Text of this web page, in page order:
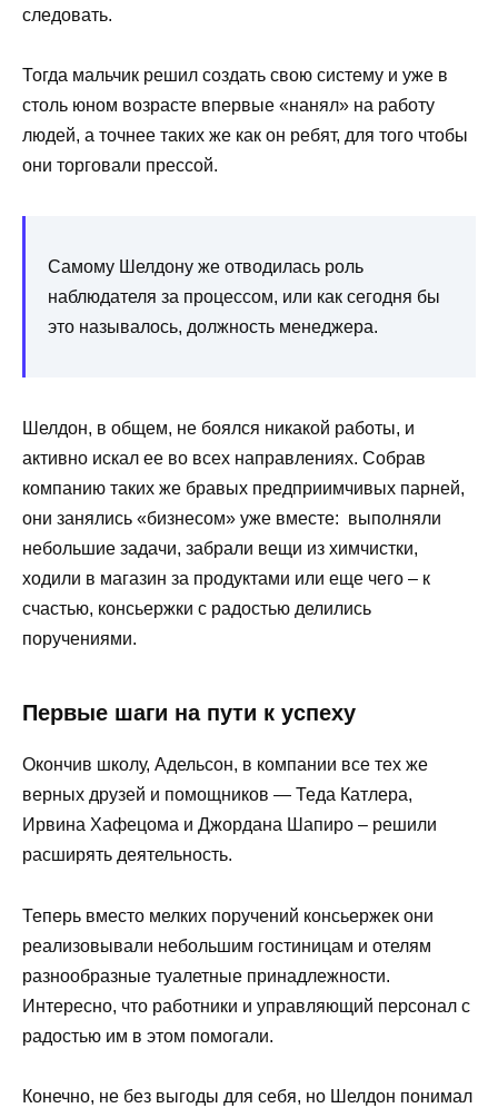
следовать.
Тогда мальчик решил создать свою систему и уже в
столь юном возрасте впервые «нанял» на работу
людей, а точнее таких же как он ребят, для того чтобы
они торговали прессой.
Самому Шелдону же отводилась роль
наблюдателя за процессом, или как сегодня бы
это называлось, должность менеджера.
Шелдон, в общем, не боялся никакой работы, и
активно искал ее во всех направлениях. Собрав
компанию таких же бравых предприимчивых парней,
они занялись «бизнесом» уже вместе: выполняли
небольшие задачи, забрали вещи из химчистки,
ходили в магазин за продуктами или еще чего – к
счастью, консьержки с радостью делились
поручениями.
Первые шаги на пути к успеху
Окончив школу, Адельсон, в компании все тех же
верных друзей и помощников — Теда Катлера,
Ирвина Хафецома и Джордана Шапиро – решили
расширять деятельность.
Теперь вместо мелких поручений консьержек они
реализовывали небольшим гостиницам и отелям
разнообразные туалетные принадлежности.
Интересно, что работники и управляющий персонал с
радостью им в этом помогали.
Конечно, не без выгоды для себя, но Шелдон понимал